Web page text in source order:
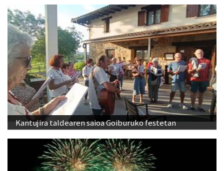
Kantujira taldearen saioa Goiburuko festetan